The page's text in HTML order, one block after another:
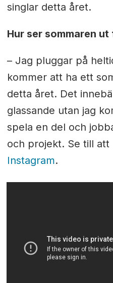
singlar detta året.
Hur ser sommaren
– Jag pluggar på
kommer att ha ett
detta året. Det
glassande utan jag
spela en del och
och projekt. Se till att
Instagram.